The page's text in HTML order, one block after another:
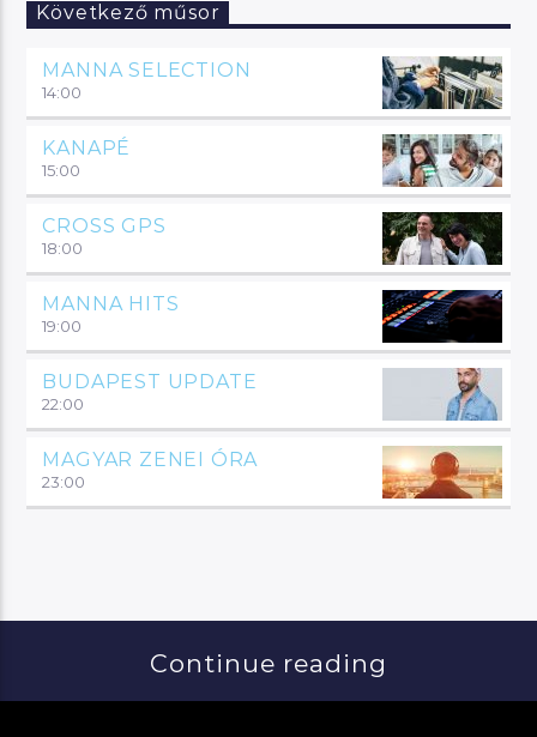
Következő műsor
MANNA SELECTION
14:00
KANAPÉ
15:00
CROSS GPS
18:00
MANNA HITS
19:00
BUDAPEST UPDATE
22:00
MAGYAR ZENEI ÓRA
23:00
Continue reading